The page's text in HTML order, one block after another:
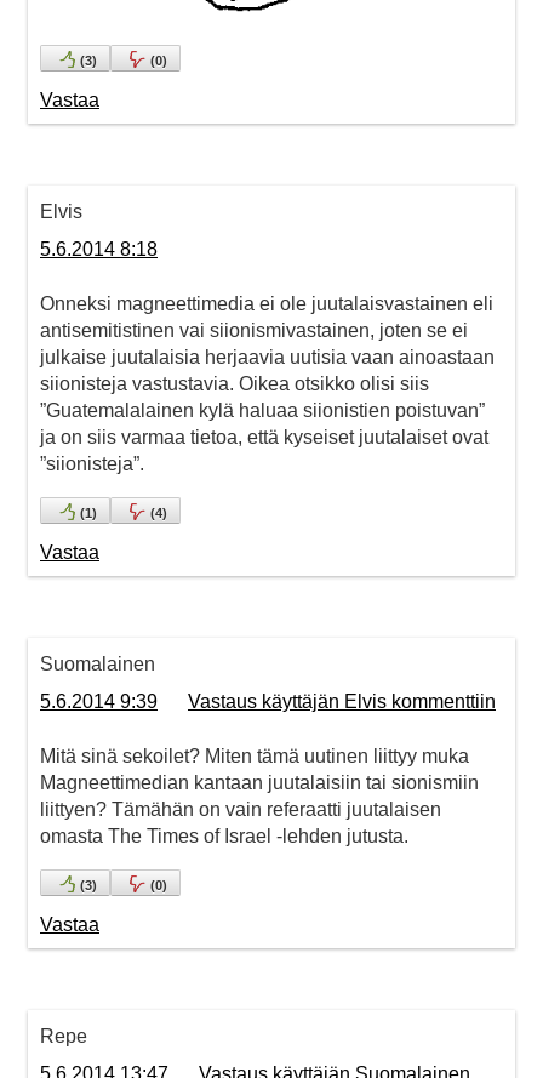
(3) (0)
Vastaa
Elvis
5.6.2014 8:18
Onneksi magneettimedia ei ole juutalaisvastainen eli
antisemitistinen vai siionismivastainen, joten se ei
julkaise juutalaisia herjaavia uutisia vaan ainoastaan
siionisteja vastustavia. Oikea otsikko olisi siis
”Guatemalalainen kylä haluaa siionistien poistuvan”
ja on siis varmaa tietoa, että kyseiset juutalaiset ovat
”siionisteja”.
(1) (4)
Vastaa
Suomalainen
5.6.2014 9:39
Vastaus käyttäjän Elvis kommenttiin
Mitä sinä sekoilet? Miten tämä uutinen liittyy muka
Magneettimedian kantaan juutalaisiin tai sionismiin
liittyen? Tämähän on vain referaatti juutalaisen
omasta The Times of Israel -lehden jutusta.
(3) (0)
Vastaa
Repe
5.6.2014 13:47
Vastaus käyttäjän Suomalainen